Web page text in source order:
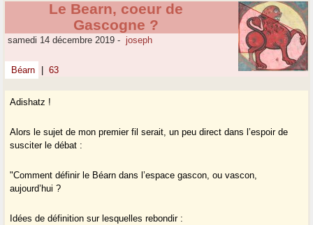
Le Bearn, coeur de
Gascogne ?
samedi 14 décembre 2019 - joseph
Béarn 63
Adishatz !
Alors le sujet de mon premier fil serait, un peu direct dans l’espoir de
susciter le débat :
"Comment définir le Béarn dans l’espace gascon, ou vascon,
aujourd’hui ?
Idées de définition sur lesquelles rebondir :